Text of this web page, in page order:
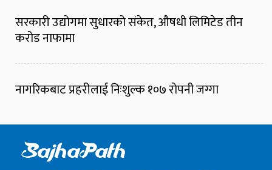
सरकारी उद्योगमा सुधारको संकेत, औषधी लिमिटेड तीन
करोड नाफामा
नागरिकबाट प्रहरीलाई निःशुल्क १०७ रोपनी जग्गा